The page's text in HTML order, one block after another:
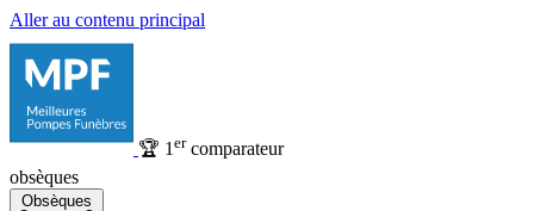
Aller au contenu principal
🏆 1 ercomparateur
obsèques
Obsèques